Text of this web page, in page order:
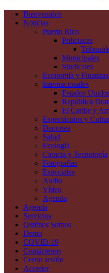
Bienvenidos
Noticias
Puerto Rico
Policiacas
Municipales
Sindicales
Economía y Finanzas
Internacionales
Estados
República
El Caribe y
Espectáculos y
Deportes
Salud
Ecología
Ciencia y Tecnología
Fotografías
Especiales
Audio
Vídeo
Agenda
Agenda
Servicios
Quiénes Somos
Demo
COVID-19
Contáctenos
Cerrar sesión
Acceder